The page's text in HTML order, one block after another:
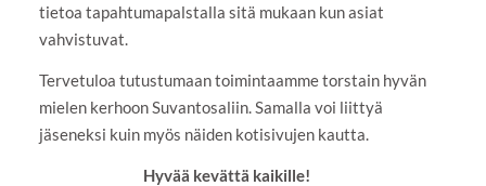
tietoa tapahtumapalstalla sitä mukaan kun asiat
vahvistuvat.
Tervetuloa tutustumaan toimintaamme torstain hyvän
mielen kerhoon Suvantosaliin. Samalla voi liittyä
jäseneksi kuin myös näiden kotisivujen kautta.
Hyvää kevättä kaikille!